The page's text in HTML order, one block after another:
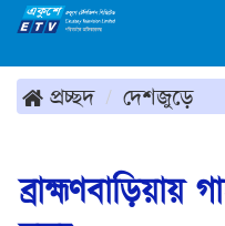
প্রচ্ছদ দেশজুড়ে